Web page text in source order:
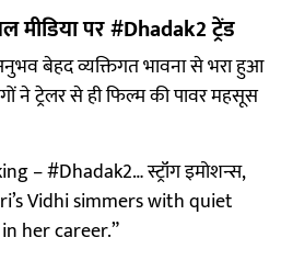
मीडिया पर #Dhadak2 ट्रेंड
बेहद व्यक्तिगत भावना से भरा हुआ
ने ट्रेलर से ही फिल्म की पावर महसूस
– #Dhadak2… स्ट्रॉंग इमोशन्स,
Vidhi simmers with quiet
her career.”